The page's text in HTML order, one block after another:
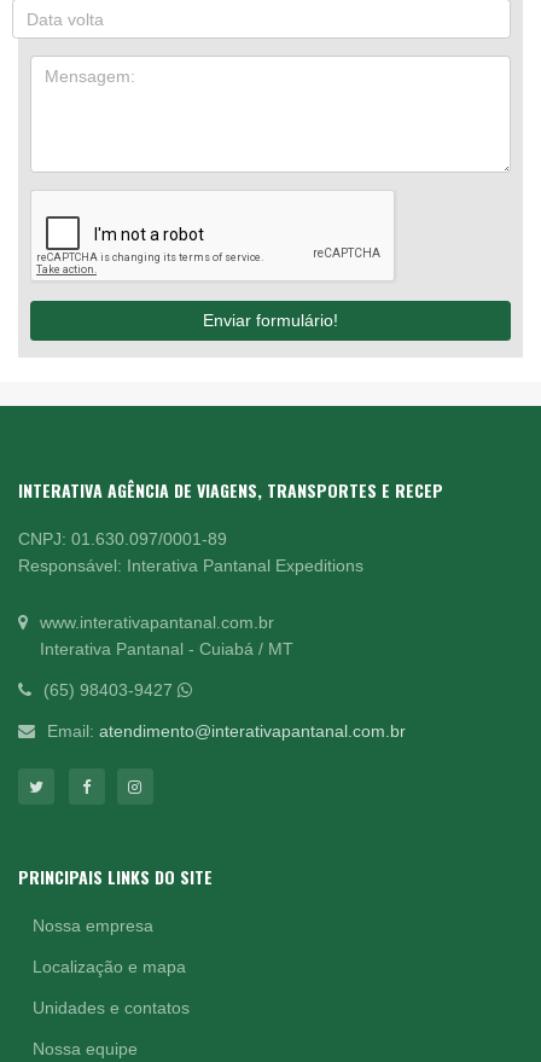
Enviar formulário!
INTERATIVA AGÊNCIA DE VIAGENS, TRANSPORTES E RECEP
CNPJ: 01.630.097/0001-89
Responsável: Interativa Pantanal Expeditions
www.interativapantanal.com.br
Interativa Pantanal - Cuiabá / MT
(65) 98403-9427
Email: atendimento@interativapantanal.com.br
PRINCIPAIS LINKS DO SITE
Nossa empresa
Localização e mapa
Unidades e contatos
Nossa equipe